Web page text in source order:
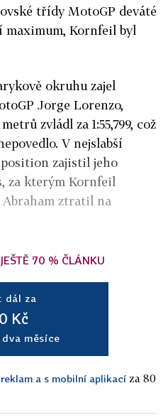
třídy MotoGP deváté
maximum, Kornfeil byl
okruhu zajel
Jorge Lorenzo,
zvládl za 1:55,799, což
V nejslabší
zajistil jeho
za kterým Kornfeil
Abraham ztratil na
70 % ČLÁNKU
dál za
Kč
měsíce
a s mobilní aplikací za 80